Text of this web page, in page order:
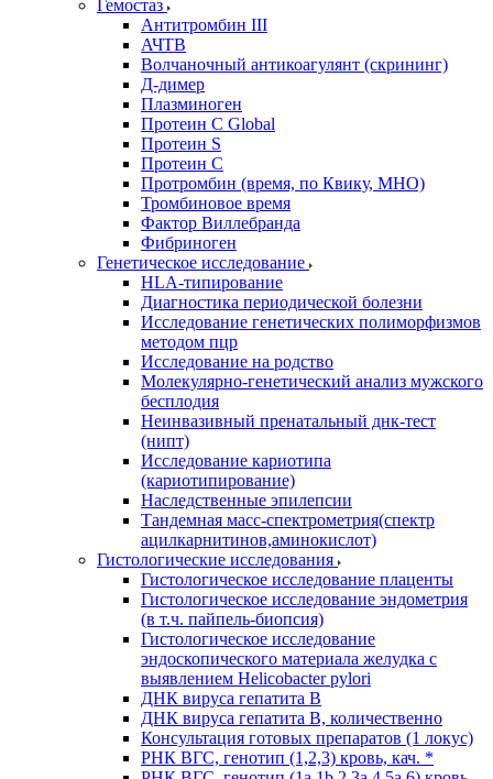
Гемостаз
Антитромбин III
АЧТВ
Волчаночный антикоагулянт (скрининг)
Д-димер
Плазминоген
Протеин C Global
Протеин S
Протеин С
Протромбин (время, по Квику, МНО)
Тромбиновое время
Фактор Виллебранда
Фибриноген
Генетическое исследование
HLA-типирование
Диагностика периодической болезни
Исследование генетических полиморфизмов
методом пцр
Исследование на родство
Молекулярно-генетический анализ мужского
бесплодия
Неинвазивный пренатальный днк-тест
(нипт)
Исследование кариотипа
(кариотипирование)
Наследственные эпилепсии
Тандемная масс-спектрометрия(спектр
ацилкарнитинов,аминокислот)
Гистологические исследования
Гистологическое исследование плаценты
Гистологическое исследование эндометрия
(в т.ч. пайпель-биопсия)
Гистологическое исследование
эндоскопического материала желудка с
выявлением Helicobacter pylori
ДНК вируса гепатита B
ДНК вируса гепатита B, количественно
Консультация готовых препаратов (1 локус)
РНК ВГC, генотип (1,2,3) кровь, кач. *